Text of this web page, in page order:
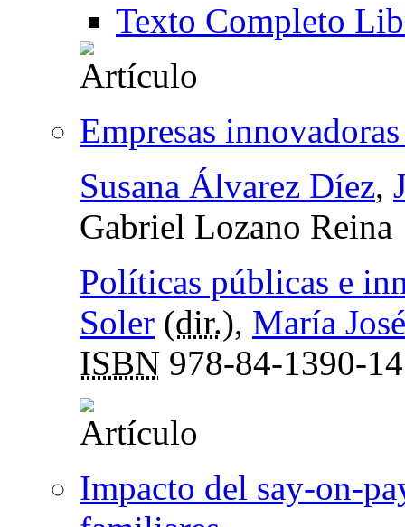
Texto Completo
Empresas
Susana Álvarez Díez,
Gabriel Lozano Reina
Políticas públicas e
Soler (dir.), María
ISBN 978-84-1390-
Impacto del say-on-